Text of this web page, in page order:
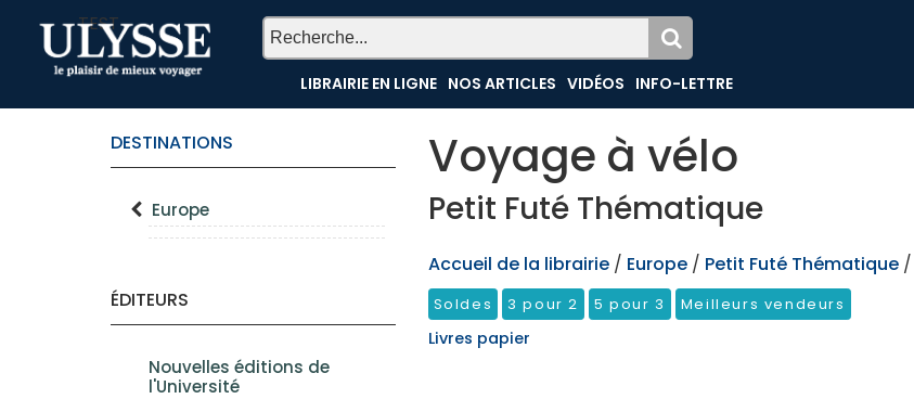
TEST
LIBRAIRIE EN LIGNE NOS ARTICLES VIDÉOS INFO-LETTRE
DESTINATIONS
Europe
ÉDITEURS
Nouvelles éditions de
l'Université
Voyage à vélo
Petit Futé Thématique
Accueil de la librairie / Europe / Petit Futé Thématique /
Soldes 3 pour 2 5 pour 3 Meilleurs vendeurs
Livres papier